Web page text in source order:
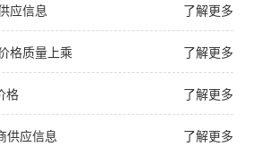
了解更多
应信息
了解更多
格质量上乘
了解更多
格
了解更多
供应信息